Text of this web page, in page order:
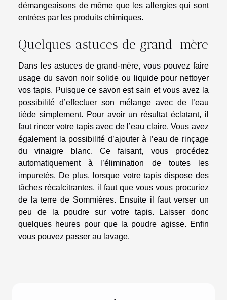
démangeaisons de même que les allergies qui sont
entrées par les produits chimiques.
Quelques astuces de grand-mère
Dans les astuces de grand-mère, vous pouvez faire
usage du savon noir solide ou liquide pour nettoyer
vos tapis. Puisque ce savon est sain et vous avez la
possibilité d’effectuer son mélange avec de l’eau
tiède simplement. Pour avoir un résultat éclatant, il
faut rincer votre tapis avec de l’eau claire. Vous avez
également la possibilité d’ajouter à l’eau de rinçage
du vinaigre blanc. Ce faisant, vous procédez
automatiquement à l’élimination de toutes les
impuretés. De plus, lorsque votre tapis dispose des
tâches récalcitrantes, il faut que vous vous procuriez
de la terre de Sommières. Ensuite il faut verser un
peu de la poudre sur votre tapis. Laisser donc
quelques heures pour que la poudre agisse. Enfin
vous pouvez passer au lavage.